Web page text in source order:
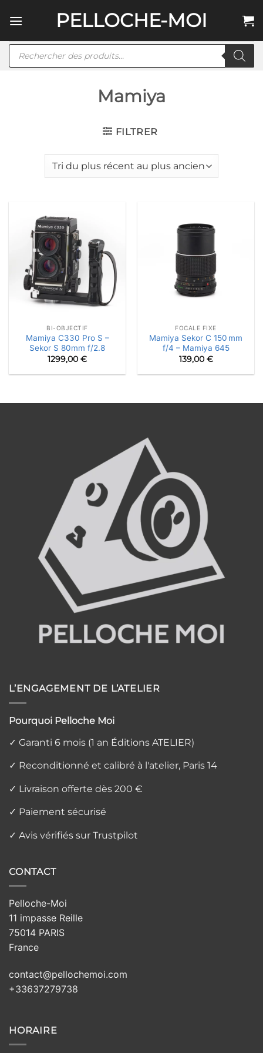
au
PELLOCHE-MOI
Recherche
Mamiya
FILTRER
BI-OBJECTIF
Mamiya C330 Pro S –
Sekor S 80mm f/2.8
1299,00 €
FOCALE FIXE
Mamiya Sekor C 150 mm
f/4 – Mamiya 645
139,00 €
L’ENGAGEMENT DE L’ATELIER
Pourquoi Pelloche Moi
✓ Garanti 6 mois (1 an Éditions ATELIER)
✓ Reconditionné et calibré à l'atelier, Paris 14
✓ Livraison offerte dès 200 €
✓ Paiement sécurisé
✓ Avis vérifiés sur Trustpilot
CONTACT
Pelloche-Moi
11 impasse Reille
75014 PARIS
France
contact@pellochemoi.com
+33637279738
HORAIRE